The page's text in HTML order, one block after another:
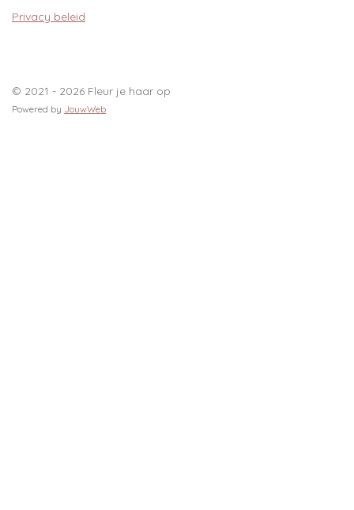
Privacy beleid
© 2021 - 2026 Fleur je haar op
Powered by JouwWeb